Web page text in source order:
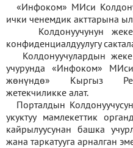
«Инфоком» МИси
ички ченемдик акттарына
Колдонуучунун
конфиденциалдуулугу
Колдонуучулардын
учурунда «Инфоком»
жөнүндө» Кыргыз
жетекчиликке алат.
Порталдын
укуктуу мамлекеттик
кайрылуусунан башка
жана таркатууга арналган